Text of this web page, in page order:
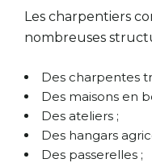
Les charpentiers
nombreuses
Des charpentes
Des maisons en
Des ateliers ;
Des hangars
Des passerelles ;